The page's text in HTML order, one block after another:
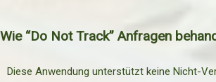
Wie “Do Not Track” Anfragen
Diese Anwendung unterstützt keine Nicht-